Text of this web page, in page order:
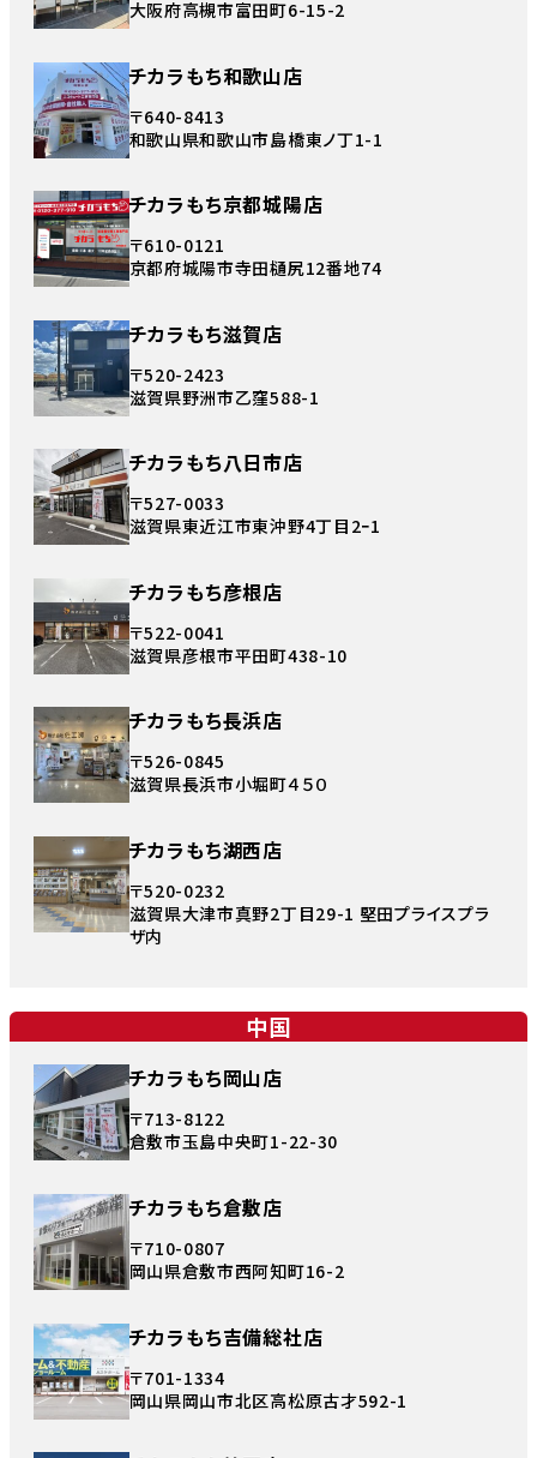
大阪府高槻市富田町6-15-2
チカラもち和歌山店
〒640-8413
和歌山県和歌山市島橋東ノ丁1-1
チカラもち京都城陽店
〒610-0121
京都府城陽市寺田樋尻12番地74
チカラもち滋賀店
〒520-2423
滋賀県野洲市乙窪588-1
チカラもち八日市店
〒527-0033
滋賀県東近江市東沖野4丁目2ｰ1
チカラもち彦根店
〒522-0041
滋賀県彦根市平田町438-10
チカラもち長浜店
〒526-0845
滋賀県長浜市小堀町４５０
チカラもち湖西店
〒520-0232
滋賀県大津市真野2丁目29-1 堅田プライスプラ
ザ内
中国
チカラもち岡山店
〒713-8122
倉敷市玉島中央町1-22-30
チカラもち倉敷店
〒710-0807
岡山県倉敷市西阿知町16-2
チカラもち吉備総社店
〒701-1334
岡山県岡山市北区高松原古才592-1